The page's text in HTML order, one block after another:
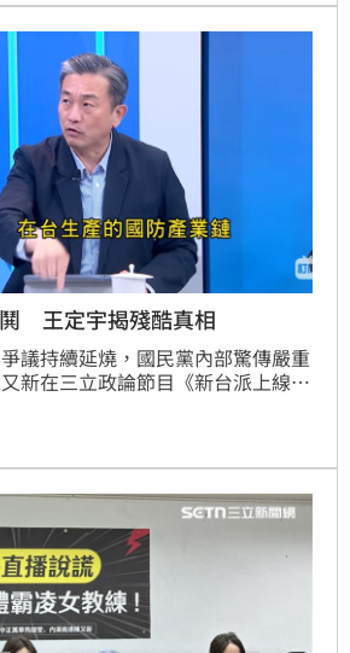
王定宇揭殘酷真相
議持續延燒，國民黨內部驚傳嚴重
新在三立政論節目《新台派上線》
導的「3,500億縮減版」極度不
已被國防部打臉根本不可行，這種
了車卻不買油、買了發射架卻不買
形成實質戰力。